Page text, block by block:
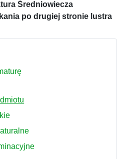
Średniowiecza
po drugiej stronie lustra